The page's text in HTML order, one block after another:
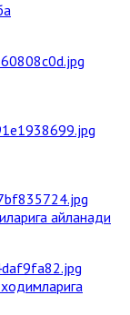
айланади